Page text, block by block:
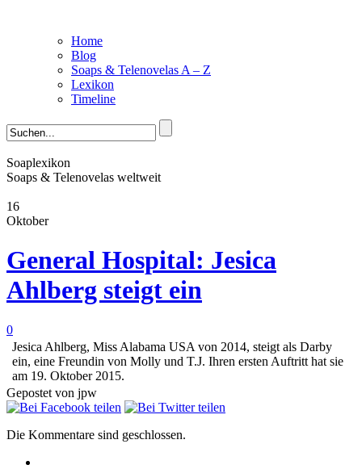
Home
Blog
Soaps & Telenovelas A – Z
Lexikon
Timeline
Soaplexikon
Soaps & Telenovelas weltweit
16
Oktober
General Hospital: Jesica
Ahlberg steigt ein
0
Jesica Ahlberg, Miss Alabama USA von 2014, steigt als Darby
ein, eine Freundin von Molly und T.J. Ihren ersten Auftritt hat sie
am 19. Oktober 2015.
Gepostet von jpw
Die Kommentare sind geschlossen.